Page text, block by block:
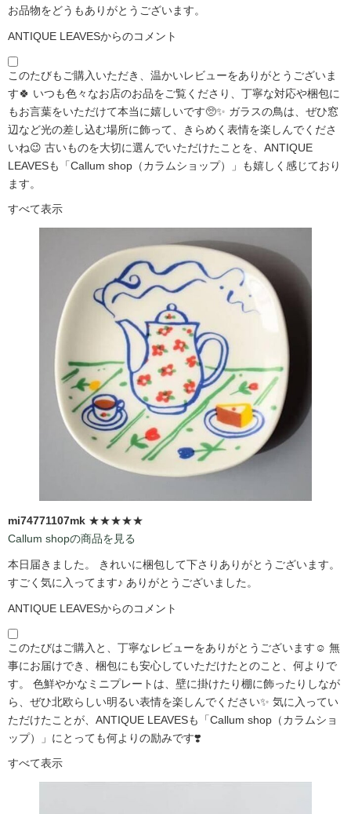
お品物をどうもありがとうございます。
ANTIQUE LEAVESからのコメント
このたびもご購入いただき、温かいレビューをありがとうございま
す🍀 いつも色々なお店のお品をご覧くださり、丁寧な対応や梱包に
もお言葉をいただけて本当に嬉しいです🥺✨ ガラスの鳥は、ぜひ窓
辺など光の差し込む場所に飾って、きらめく表情を楽しんでくださ
いね😉 古いものを大切に選んでいただけたことを、ANTIQUE
LEAVESも「Callum shop（カラムショップ）」も嬉しく感じており
ます。
すべて表示
mi74771107mk ★★★★★
Callum shopの商品を見る
本日届きました。 きれいに梱包して下さりありがとうございます。
すごく気に入ってます♪ ありがとうございました。
ANTIQUE LEAVESからのコメント
このたびはご購入と、丁寧なレビューをありがとうございます☺️ 無
事にお届けでき、梱包にも安心していただけたとのこと、何よりで
す。 色鮮やかなミニプレートは、壁に掛けたり棚に飾ったりしなが
ら、ぜひ北欧らしい明るい表情を楽しんでください✨ 気に入ってい
ただけたことが、ANTIQUE LEAVESも「Callum shop（カラムショ
ップ）」にとっても何よりの励みです❣️
すべて表示